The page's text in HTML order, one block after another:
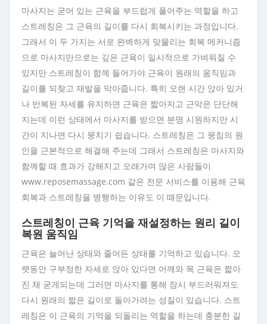
마사지는 굳어 있는 근육을 부드럽게 풀어주는 역할을 하고
스트레칭은 그 근육의 길이를 다시 회복시키는 과정입니다.
그래서 이 두 가지는 서로 완벽하게 맞물리는 회복 메커니즘
으로 마사지만으로는 깊은 근육이 일시적으로 가벼워질 수
있지만 스트레칭이 함께 들어가야 근육이 원래의 움직임과
길이를 되찾고 재발을 막아줍니다. 특히 오랜 시간 앉아 있거
나 반복된 자세를 유지하면 근육은 짧아지고 근막은 단단해
지는데 이런 상태에서 마사지를 받으면 분명 시원하지만 시
간이 지나면 다시 뭉치기 쉽습니다. 스트레칭은 그 뭉침의 원
인을 근본적으로 해결해 주는데 그래서 스트레칭은 마사지와
함께할 때 효과가 강해지고 오래가며 많은 사람들이
www.reposemassage.com 같은 전문 서비스를 이용해 근육
회복과 스트레칭을 병행하는 이유도 이 때문입니다.
스트레칭이 근육 기억을 재설정하는 원리 길이
복원 움직임
근육은 늘어난 상태와 줄어든 상태를 기억하고 있습니다. 오
랫동안 구부정한 자세로 앉아 있다면 어깨와 목 근육은 짧아
진 채 굳게되는데 그러면 마사지를 통해 잠시 부드러워져도
다시 원래의 짧은 길이로 돌아가려는 성질이 있습니다. 스트
레칭은 이 근육의 기억을 되돌리는 역할을 하는데 충분한 길